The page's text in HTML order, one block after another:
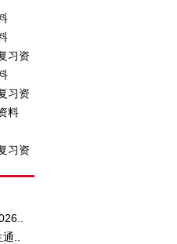
习资
习资
料
习资
..